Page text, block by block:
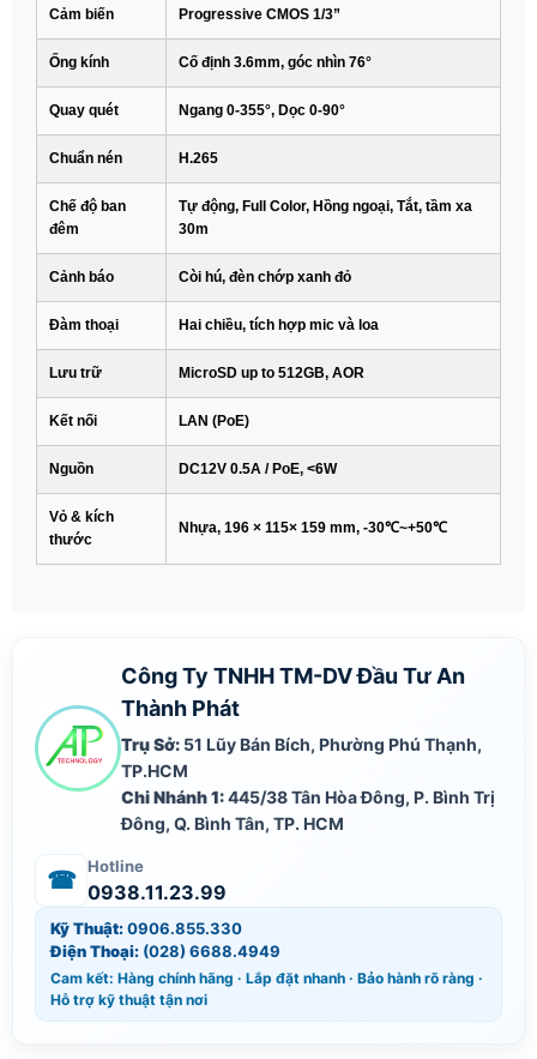
Cảm biến Progressive CMOS 1/3”
Ống kính Cố định 3.6mm, góc nhìn 76°
Quay quét Ngang 0-355°, Dọc 0-90°
Chuẩn nén H.265
Chế độ ban
đêm
Tự động, Full Color, Hồng ngoại, Tắt, tầm xa
30m
Cảnh báo Còi hú, đèn chớp xanh đỏ
Đàm thoại Hai chiều, tích hợp mic và loa
Lưu trữ MicroSD up to 512GB, AOR
Kết nối LAN (PoE)
Nguồn DC12V 0.5A / PoE, <6W
Vỏ & kích
thước
Nhựa, 196 × 115× 159 mm, -30℃~+50℃
Công Ty TNHH TM-DV Đầu Tư An
Thành Phát
Trụ Sở: 51 Lũy Bán Bích, Phường Phú Thạnh,
TP.HCM
Chi Nhánh 1:445/38 Tân Hòa Đông, P. Bình Trị
Đông, Q. Bình Tân, TP. HCM
☎
Hotline
0938.11.23.99
Kỹ Thuật:0906.855.330
Điện Thoại: (028) 6688.4949
Cam kết: Hàng chính hãng · Lắp đặt nhanh · Bảo hành rõ ràng ·
Hỗ trợ kỹ thuật tận nơi